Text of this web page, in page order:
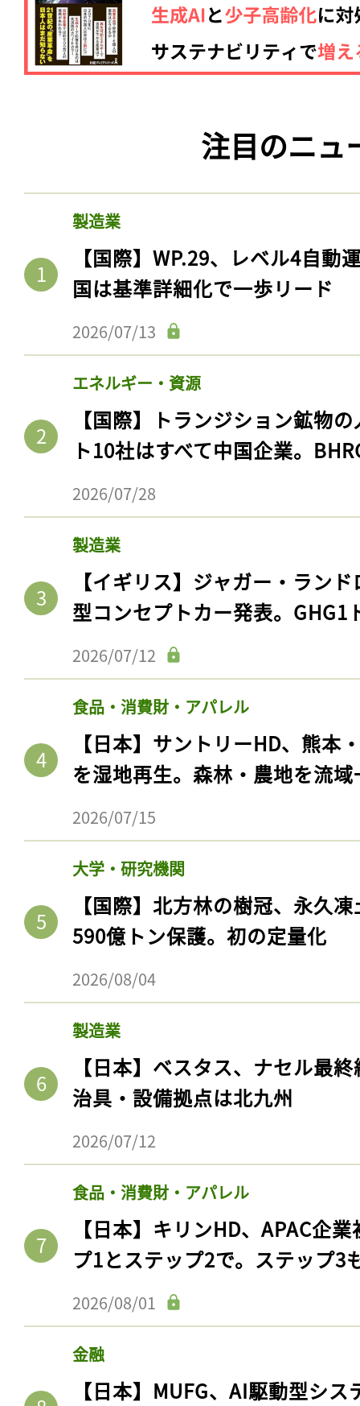
注目のニュ
製造業
【国際】WP.29、レベル4自動
国は基準詳細化で一歩リード
2026/07/13
エネルギー・資源
【国際】トランジション鉱物
ト10社はすべて中国企業。
2026/07/28
製造業
【イギリス】ジャガー・ラン
型コンセプトカー発表。GHG1
2026/07/12
食品・消費財・アパレル
【日本】サントリーHD、熊本
を湿地再生。森林・農地を流
2026/07/15
大学・研究機関
【国際】北方林の樹冠、永久
590億トン保護。初の定量化
2026/08/04
製造業
【日本】ベスタス、ナセル最
治具・設備拠点は北九州
2026/07/12
食品・消費財・アパレル
【日本】キリンHD、APAC企
プ1とステップ2で。ステップ3
2026/08/01
金融
【日本】MUFG、AI駆動型シ
記事をお気に入りに
ログインが必
ログイン
会員登録